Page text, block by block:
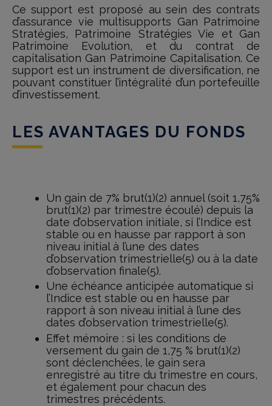
Ce support est proposé au sein des contrats
d’assurance vie multisupports Gan Patrimoine
Stratégies, Patrimoine Stratégies Vie et Gan
Patrimoine Evolution, et du contrat de
capitalisation Gan Patrimoine Capitalisation. Ce
support est un instrument de diversification, ne
pouvant constituer l’intégralité d’un portefeuille
d’investissement.
LES AVANTAGES DU FONDS
Un gain de 7% brut(1)(2) annuel (soit 1,75%
brut(1)(2) par trimestre écoulé) depuis la
date d’observation initiale, si l’Indice est
stable ou en hausse par rapport à son
niveau initial à l’une des dates
d’observation trimestrielle(5) ou à la date
d’observation finale(5).
Une échéance anticipée automatique si
l’Indice est stable ou en hausse par
rapport à son niveau initial à l’une des
dates d’observation trimestrielle(5).
Effet mémoire : si les conditions de
versement du gain de 1,75 % brut(1)(2)
sont déclenchées, le gain sera
enregistré au titre du trimestre en cours,
et également pour chacun des
trimestres précédents.